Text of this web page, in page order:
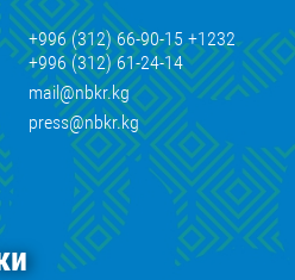
+996 (312) 66-90-15 +1232
+996 (312) 61-24-14
mail@nbkr.kg
press@nbkr.kg